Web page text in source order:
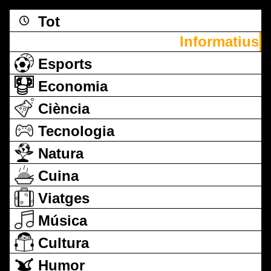
Tot
Informatius
Esports
Economia
Ciència
Tecnologia
Natura
Cuina
Viatges
Música
Cultura
Humor